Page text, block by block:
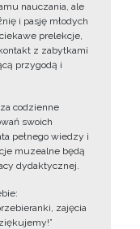
nauczania, ale
i pasję młodych
prelekcje,
z zabytkami
przygodą i
codzienne
swoich
pełnego wiedzy i
muzealne będą
dydaktycznej.
zajęcia